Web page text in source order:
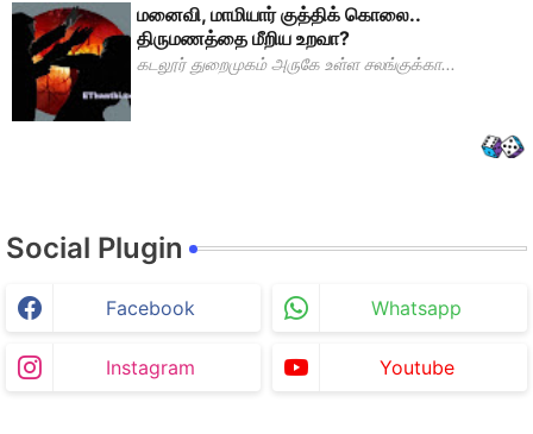
மனைவி, மாமியார் குத்திக் கொலை..
திருமணத்தை மீறிய உறவா?
கடலூர் துறைமுகம் அருகே உள்ள சலங்குக்கா...
Social Plugin
Facebook Whatsapp
Instagram Youtube